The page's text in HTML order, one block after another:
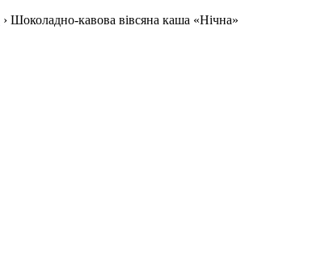
› Шоколадно-кавова вівсяна каша «Нічна»